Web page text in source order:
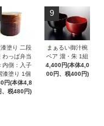
塗り 二段
わっぱ弁当
内側：入子
漆塗り 1個
円(本体4,8
、税480円)
9
まぁるい御汁椀
ペア 溜・朱 1組
4,400円(本体4,0
00円、税400円)